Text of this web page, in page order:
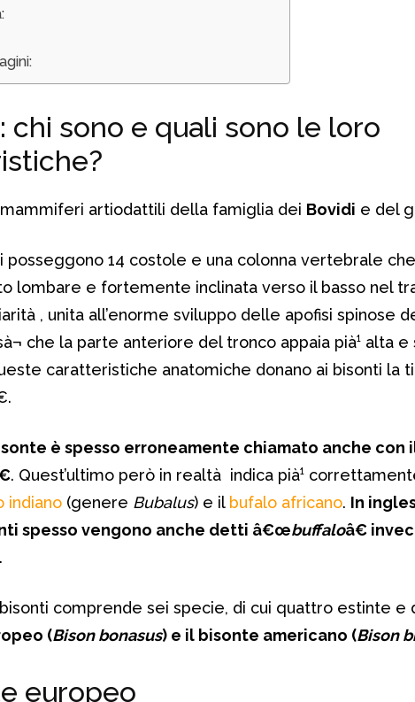
chi sono e quali sono le loro
mammiferi artiodattili della famiglia dei Bovidi e del
posseggono 14 costole e una colonna vertebrale
lombare e fortemente inclinata verso il basso nel
, unita all’enorme sviluppo delle apofisi spinose
che la parte anteriore del tronco appaia pià¹ alta
caratteristiche anatomiche donano ai bisonti la
è spesso erroneamente chiamato anche con
. Quest’ultimo però in realtà indica pià¹
indiano (genere Bubalus) e il bufalo africano. In
spesso vengono anche detti â€œbuffaloâ€
.
comprende sei specie, di cui quattro estinte e
(Bison bonasus) e il bisonte americano (Bison
europeo